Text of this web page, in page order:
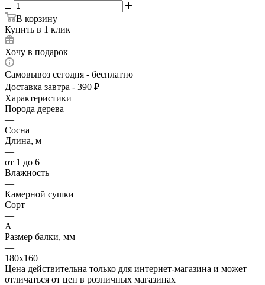
В корзину
Купить в 1 клик
Хочу в подарок
Самовывоз сегодня - бесплатно
Доставка завтра - 390 ₽
Характеристики
Порода дерева
—
Сосна
Длина, м
—
от 1 до 6
Влажность
—
Камерной сушки
Сорт
—
А
Размер балки, мм
—
180х160
Цена действительна только для интернет-магазина и может
отличаться от цен в розничных магазинах